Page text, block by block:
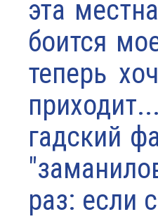
эта
боится
теперь
гадский
раз: если